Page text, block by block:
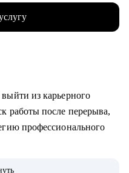
из карьерного
работы после перерыва,
профессионального